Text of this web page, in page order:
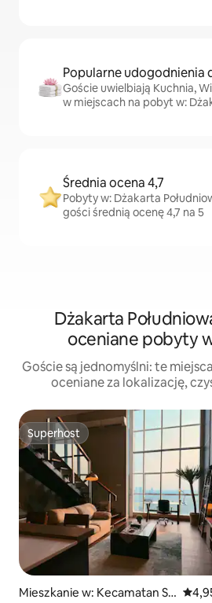
Popularne udogodnienia
Goście uwielbiają Kuchnia,
w miejscach na pobyt w:
Średnia ocena 4,7
Pobyty w: Dżakarta
gości średnią ocenę 4,7 na 5
Dżakarta
oceniane pobyty
Goście są jednomyślni: te
oceniane za lokalizację,
Superhost
Superhost
Mieszkanie w: Kecamatan Se